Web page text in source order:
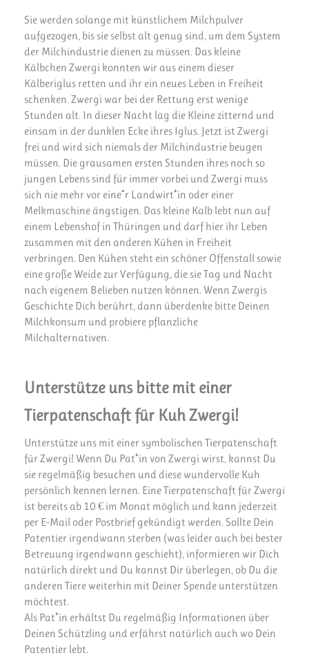
Sie werden solange mit künstlichem Milchpulver
aufgezogen, bis sie selbst alt genug sind, um dem System
der Milchindustrie dienen zu müssen. Das kleine
Kälbchen Zwergi konnten wir aus einem dieser
Kälberiglus retten und ihr ein neues Leben in Freiheit
schenken. Zwergi war bei der Rettung erst wenige
Stunden alt. In dieser Nacht lag die Kleine zitternd und
einsam in der dunklen Ecke ihres Iglus. Jetzt ist Zwergi
frei und wird sich niemals der Milchindustrie beugen
müssen. Die grausamen ersten Stunden ihres noch so
jungen Lebens sind für immer vorbei und Zwergi muss
sich nie mehr vor eine*r Landwirt*in oder einer
Melkmaschine ängstigen. Das kleine Kalb lebt nun auf
einem Lebenshof in Thüringen und darf hier ihr Leben
zusammen mit den anderen Kühen in Freiheit
verbringen. Den Kühen steht ein schöner Offenstall sowie
eine große Weide zur Verfügung, die sie Tag und Nacht
nach eigenem Belieben nutzen können. Wenn Zwergis
Geschichte Dich berührt, dann überdenke bitte Deinen
Milchkonsum und probiere pflanzliche
Milchalternativen.
Unterstütze uns bitte mit einer
Tierpatenschaft für Kuh Zwergi!
Unterstütze uns mit einer symbolischen Tierpatenschaft
für Zwergi! Wenn Du Pat*in von Zwergi wirst, kannst Du
sie regelmäßig besuchen und diese wundervolle Kuh
persönlich kennen lernen. Eine Tierpatenschaft für Zwergi
ist bereits ab 10 € im Monat möglich und kann jederzeit
per E-Mail oder Postbrief gekündigt werden. Sollte Dein
Patentier irgendwann sterben (was leider auch bei bester
Betreuung irgendwann geschieht), informieren wir Dich
natürlich direkt und Du kannst Dir überlegen, ob Du die
anderen Tiere weiterhin mit Deiner Spende unterstützen
möchtest.
Als Pat*in erhältst Du regelmäßig Informationen über
Deinen Schützling und erfährst natürlich auch wo Dein
Patentier lebt.